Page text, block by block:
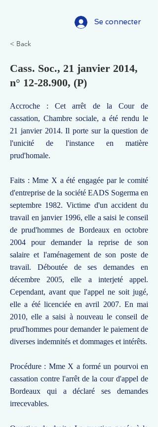
Se connecter
< Back
Cass. Soc., 21 janvier 2014,
n° 12-28.900, (P)
Accroche : Cet arrêt de la Cour de
cassation, Chambre sociale, a été rendu le
21 janvier 2014. Il porte sur la question de
l'unicité de l'instance en matière
prud'homale.
Faits : Mme X a été engagée par le comité
d'entreprise de la société EADS Sogerma en
septembre 1982. Victime d'un accident du
travail en janvier 1996, elle a saisi le conseil
de prud'hommes de Bordeaux en octobre
2004 pour demander la reprise de son
salaire et l'aménagement de son poste de
travail. Déboutée de ses demandes en
décembre 2005, elle a interjeté appel.
Cependant, avant que l'appel ne soit jugé,
elle a été licenciée en avril 2007. En mai
2010, elle a saisi à nouveau le conseil de
prud'hommes pour demander le paiement de
diverses indemnités et dommages et intérêts.
Procédure : Mme X a formé un pourvoi en
cassation contre l'arrêt de la cour d'appel de
Bordeaux qui a déclaré ses demandes
irrecevables.